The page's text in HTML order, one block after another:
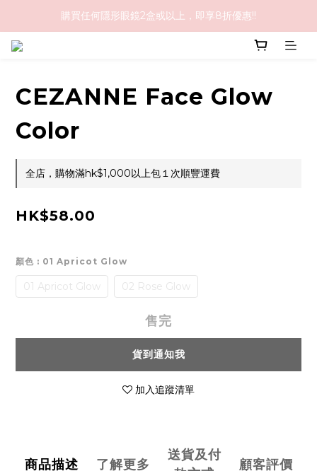
購物滿HK$1,000免順豐運費
購買任何隱形眼鏡2盒或以上，即享8折優惠!!
CEZANNE Face Glow
Color
全店，購物滿hk$1,000以上包１次順豐運費
HK$58.00
顏色 : 01 Apricot Glow
01 Apricot Glow 02 Rose Glow
售完
貨到通知我
加入追蹤清單
商品描述 了解更多
送貨及付
顧客評價